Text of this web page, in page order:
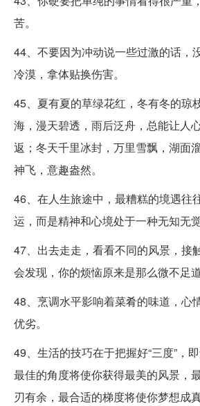
苦。
44、不要因为冲动说一些过激的话，
冷漠，拿体贴换伤害。
45、夏有夏的草绿花红，冬有冬的琼
海，漫天碧透，雨后泛舟，总能让人
返；冬天千里冰封，万里雪飘，湖面
神飞，意趣盎然。
46、在人生旅途中，最糟糕的境遇往
运，而是精神和心境处于一种无知无
47、出去走走，看看不同的风景，接
会发现，你的烦恼原来是那么微不足道
48、烹调水平影响着菜肴的味道，心
优劣。
49、生活的技巧在于把握好“三度”，
最佳的角度将使你获得最美的风景，
刃有余，最合适的梯度将使你梦想成真